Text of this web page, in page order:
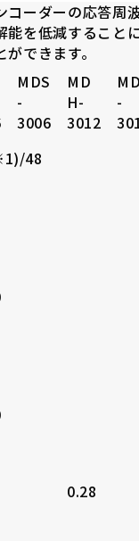
コーダーの応答周
能を低減すること
できます。
MDS
-
3006
MD
H-
3012
-
48
0.28